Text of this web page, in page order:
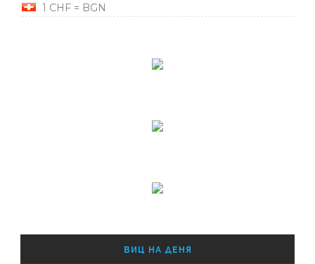
1 CHF = BGN
ВИЦ НА ДЕНЯ